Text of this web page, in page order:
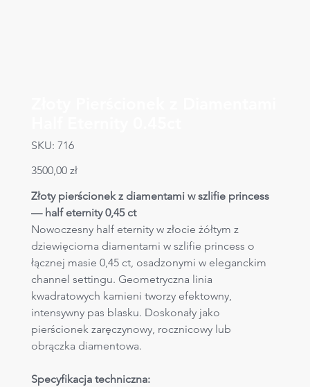
SKU: SKU
716
716
Cena
3500,00 zł
Złoty pierścionek z diamentami w szlifie princess
— half eternity 0,45 ct
Nowoczesny half eternity w złocie żółtym z
dziewięcioma diamentami w szlifie princess o
łącznej masie 0,45 ct, osadzonymi w eleganckim
channel settingu. Geometryczna linia
kwadratowych kamieni tworzy efektowny,
intensywny pas blasku. Doskonały jako
pierścionek zaręczynowy, rocznicowy lub
obrączka diamentowa.
Specyfikacja techniczna: